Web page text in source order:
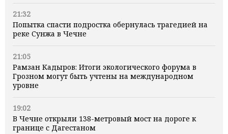
21:32
Попытка спасти подростка обернулась трагедией на
реке Сунжа в Чечне
21:05
Рамзан Кадыров: Итоги экологического форума в
Грозном могут быть учтены на международном
уровне
19:02
В Чечне открыли 138-метровый мост на дороге к
границе с Дагестаном